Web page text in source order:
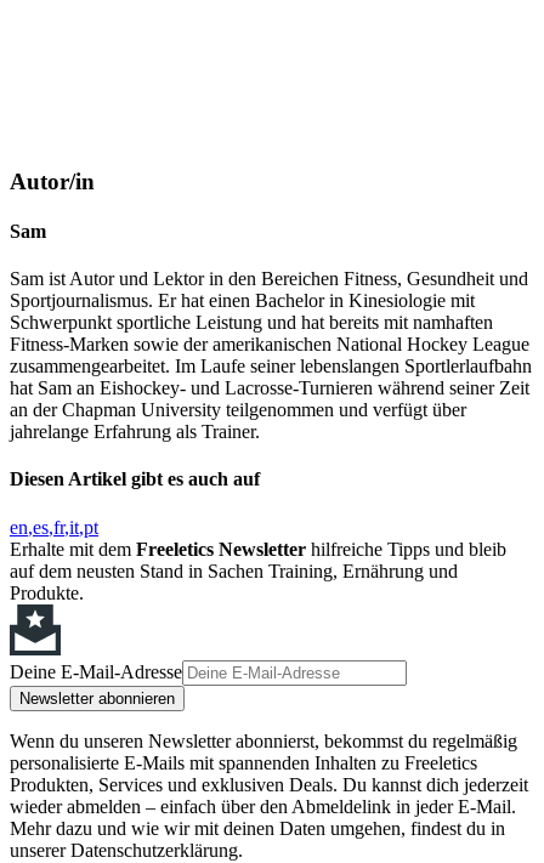
Autor/in
Sam
Sam ist Autor und Lektor in den Bereichen Fitness, Gesundheit und
Sportjournalismus. Er hat einen Bachelor in Kinesiologie mit
Schwerpunkt sportliche Leistung und hat bereits mit namhaften
Fitness-Marken sowie der amerikanischen National Hockey League
zusammengearbeitet. Im Laufe seiner lebenslangen Sportlerlaufbahn
hat Sam an Eishockey- und Lacrosse-Turnieren während seiner Zeit
an der Chapman University teilgenommen und verfügt über
jahrelange Erfahrung als Trainer.
Diesen Artikel gibt es auch auf
en es fr it pt
Erhalte mit dem Freeletics Newsletter hilfreiche Tipps und bleib
auf dem neusten Stand in Sachen Training, Ernährung und
Produkte.
Deine E-Mail-Adresse
Newsletter abonnieren
Wenn du unseren Newsletter abonnierst, bekommst du regelmäßig
personalisierte E-Mails mit spannenden Inhalten zu Freeletics
Produkten, Services und exklusiven Deals. Du kannst dich jederzeit
wieder abmelden – einfach über den Abmeldelink in jeder E-Mail.
Mehr dazu und wie wir mit deinen Daten umgehen, findest du in
unserer Datenschutzerklärung.